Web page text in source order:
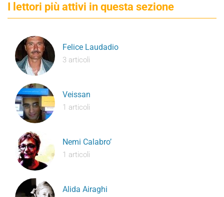
I lettori più attivi in questa sezione
Felice Laudadio
3 articoli
Veissan
1 articoli
Nemi Calabro’
1 articoli
Alida Airaghi